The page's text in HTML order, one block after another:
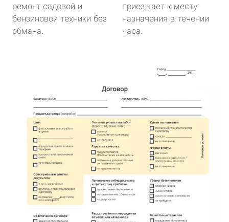
ремонт садовой и
бензиновой техники без
обмана.
приезжает к месту
назначения в течении
часа.